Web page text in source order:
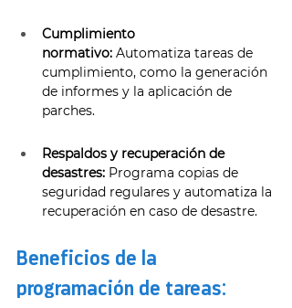
Cumplimiento
normativo: Automatiza tareas de
cumplimiento, como la generación
de informes y la aplicación de
parches.
Respaldos y recuperación de
desastres: Programa copias de
seguridad regulares y automatiza la
recuperación en caso de desastre.
Beneficios de la
programación de tareas: